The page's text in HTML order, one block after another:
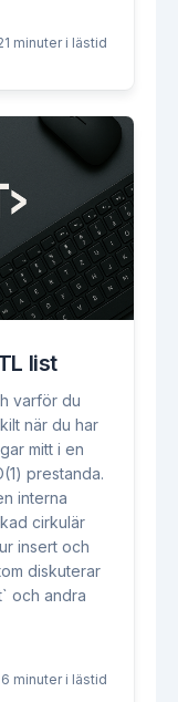
minuter i lästid
list
varför du
när du har
mitt i en
prestanda.
interna
cirkulär
insert och
diskuterar
och andra
minuter i lästid